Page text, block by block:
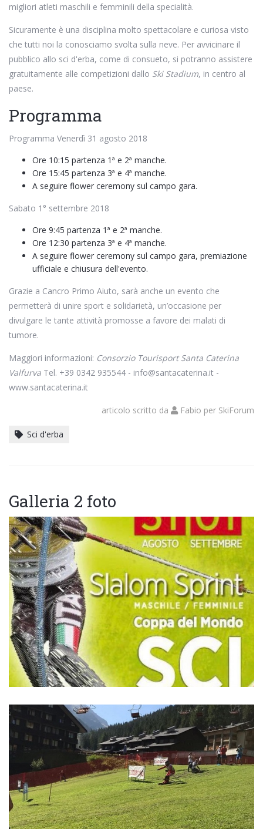
migliori atleti maschili e femminili della specialità.
Sicuramente è una disciplina molto spettacolare e curiosa visto
che tutti noi la conosciamo svolta sulla neve. Per avvicinare il
pubblico allo sci d'erba, come di consueto, si potranno assistere
gratuitamente alle competizioni dallo Ski Stadium, in centro al
paese.
Programma
Programma Venerdì 31 agosto 2018
Ore 10:15 partenza 1ª e 2ª manche.
Ore 15:45 partenza 3ª e 4ª manche.
A seguire flower ceremony sul campo gara.
Sabato 1° settembre 2018
Ore 9:45 partenza 1ª e 2ª manche.
Ore 12:30 partenza 3ª e 4ª manche.
A seguire flower ceremony sul campo gara, premiazione
ufficiale e chiusura dell'evento.
Grazie a Cancro Primo Aiuto, sarà anche un evento che
permetterà di unire sport e solidarietà, un’occasione per
divulgare le tante attività promosse a favore dei malati di
tumore.
Maggiori informazioni: Consorzio Tourisport Santa Caterina
Valfurva Tel. +39 0342 935544 - info@santacaterina.it -
www.santacaterina.it
articolo scritto da Fabio per SkiForum
Sci d'erba
Galleria 2 foto